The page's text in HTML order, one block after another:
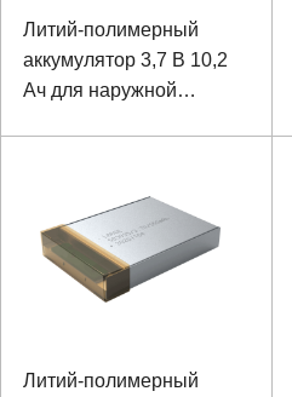
Литий-полимерный
аккумулятор 3,7 В 10,2
Ач для наружной
Литий-полимерный